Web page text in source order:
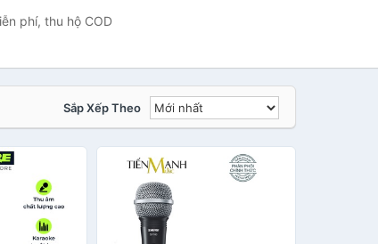
phí, thu hộ COD
Sắp Xếp Theo